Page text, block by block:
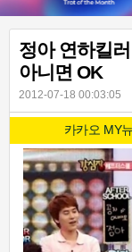
정아 연하킬
아니면 OK
2012-07-18 00:03:05
카카오 MY